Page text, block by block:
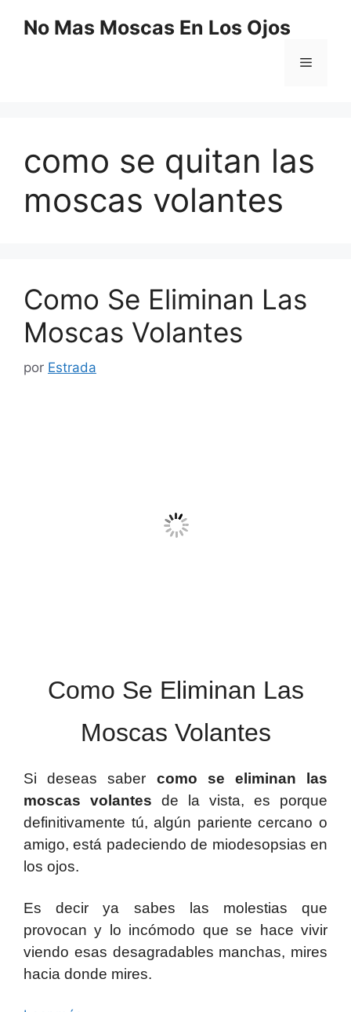
No Mas Moscas En Los Ojos
Menú
como se quitan las
moscas volantes
Como Se Eliminan Las
Moscas Volantes
por Estrada
Como Se Eliminan Las
Moscas Volantes
Si deseas saber como se eliminan las
moscas volantes de la vista, es porque
definitivamente tú, algún pariente cercano o
amigo, está padeciendo de miodesopsias en
los ojos.
Es decir ya sabes las molestias que
provocan y lo incómodo que se hace vivir
viendo esas desagradables manchas, mires
hacia donde mires.